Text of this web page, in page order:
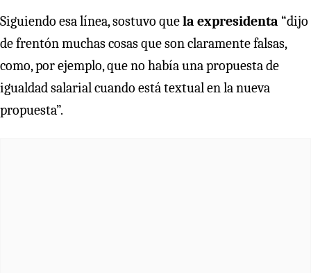
Siguiendo esa línea, sostuvo quela expresidenta “dijo
de frentón muchas cosas que son claramente falsas,
como, por ejemplo, que no había una propuesta de
igualdad salarial cuando está textual en la nueva
propuesta”.